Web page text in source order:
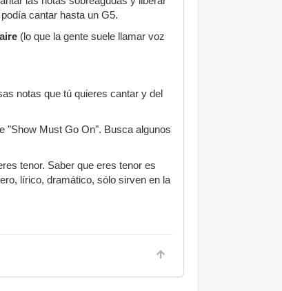
cantar hasta un G5.
(lo que la gente suele llamar voz
notas que tú quieres cantar y del
"Show Must Go On". Busca algunos
tenor. Saber que eres tenor es
lírico, dramático, sólo sirven en la